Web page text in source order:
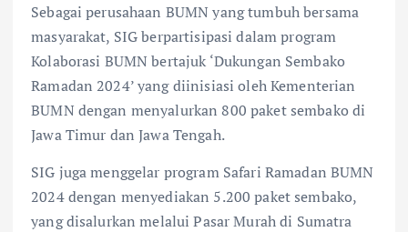
Sebagai perusahaan BUMN yang tumbuh bersama
masyarakat, SIG berpartisipasi dalam program
Kolaborasi BUMN bertajuk ‘Dukungan Sembako
Ramadan 2024’ yang diinisiasi oleh Kementerian
BUMN dengan menyalurkan 800 paket sembako di
Jawa Timur dan Jawa Tengah.
SIG juga menggelar program Safari Ramadan BUMN
2024 dengan menyediakan 5.200 paket sembako,
yang disalurkan melalui Pasar Murah di Sumatra